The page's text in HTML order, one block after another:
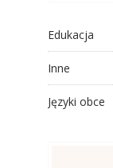
Edukacja
Inne
Języki obce